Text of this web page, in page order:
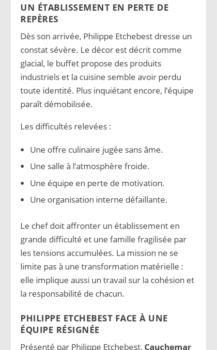
UN ÉTABLISSEMENT EN PERTE DE
REPÈRES
Dès son arrivée, Philippe Etchebest dresse un
constat sévère. Le décor est décrit comme
glacial, le buffet propose des produits
industriels et la cuisine semble avoir perdu
toute identité. Plus inquiétant encore, l’équipe
paraît démobilisée.
Les difficultés relevées :
Une offre culinaire jugée sans âme.
Une salle à l’atmosphère froide.
Une équipe en perte de motivation.
Une organisation interne défaillante.
Le chef doit affronter un établissement en
grande difficulté et une famille fragilisée par
les tensions accumulées. La mission ne se
limite pas à une transformation matérielle :
elle implique aussi un travail sur la cohésion et
la responsabilité de chacun.
PHILIPPE ETCHEBEST FACE À UNE
ÉQUIPE RÉSIGNÉE
Présenté par Philippe Etchebest, Cauchemar